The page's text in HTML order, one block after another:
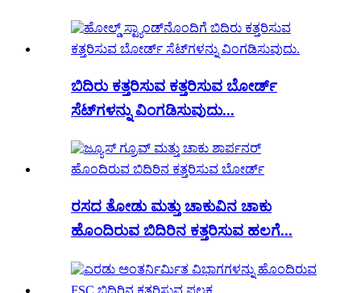
ಬಿದಿರು ಕತ್ತರಿಸುವ ಕತ್ತರಿಸುವ ಬೋರ್ಡ್
ಸೆಟ್‌ಗಳನ್ನು ವಿಂಗಡಿಸುವುದು...
ರಸದ ತೋಡು ಮತ್ತು ಚಾಕುವಿನ ಚಾಕು
ಹೊಂದಿರುವ ಬಿದಿರಿನ ಕತ್ತರಿಸುವ ಹಲಗೆ...